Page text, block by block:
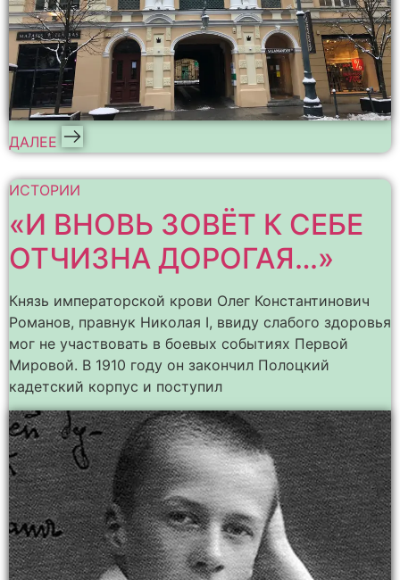
ДАЛЕЕ
ИСТОРИИ
«И ВНОВЬ ЗОВЁТ К СЕБЕ
ОТЧИЗНА ДОРОГАЯ…»
Князь императорской крови Олег Константинович
Романов, правнук Николая I, ввиду слабого здоровья
мог не участвовать в боевых событиях Первой
Мировой. В 1910 году он закончил Полоцкий
кадетский корпус и поступил